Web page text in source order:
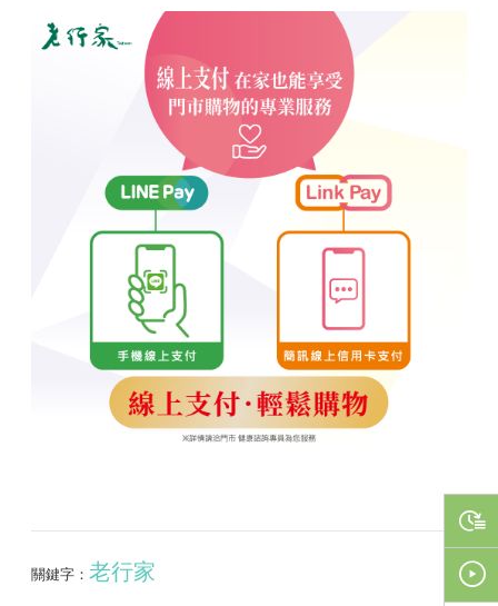
關鍵字： 老行家